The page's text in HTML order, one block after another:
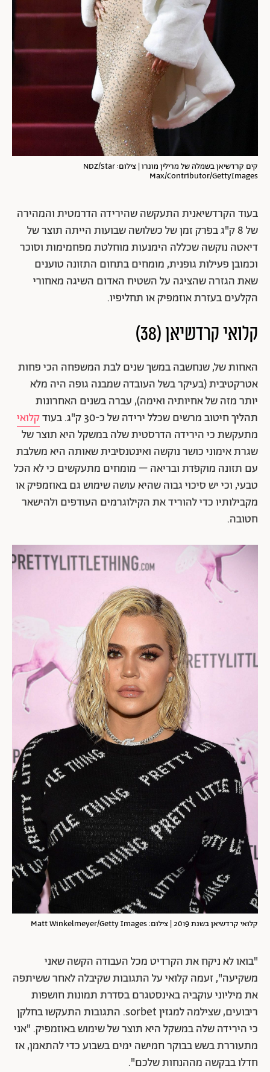
קים קרדשיאן בשמלה של מרילין מונרו | צילום: NDZ/Star
Max/Contributor/GettyImages
בעוד הקרדשיאנית התעקשה שהירידה הדרמטית והמהירה
של 8 ק"ג בפרק זמן של כשלושה שבועות הייתה תוצר של
דיאטה נוקשה שכללה הימנעות מוחלטת מפחמימות וסוכר
וכמובן פעילות גופנית, מומחים בתחום התזונה טוענים
שאת הגזרה שהציגה על השטיח האדום השיגה מאחורי
הקלעים בעזרת אוזמפיק או תחליפיו.
קלואי קרדשיאן (38)
האחות של, שנחשבה במשך שנים לבת המשפחה הכי פחות
אטרקטיבית (בעיקר בשל העובדה שמבנה גופה היה מלא
יותר מזה של אחיותיה ואימה), עברה בשנים האחרונות
תהליך חיטוב מרשים שכלל ירידה של כ-30 ק"ג. בעוד
קלואי
מתעקשת כי הירידה הדרסטית שלה במשקל היא תוצר של
שגרת אימוני כושר נוקשה ואינטנסיבית שאותה היא משלבת
עם תזונה מוקפדת ובריאה – מומחים מתעקשים כי לא הכל
טבעי, וכי יש סיכוי גבוה שהיא עושה שימוש גם באוזמפיק או
מקבילותיו כדי להוריד את הקילוגרמים העודפים ולהישאר
חטובה.
קלואי קרדשיאן בשנת 2019 | צילום: Matt Winkelmeyer/Getty Images
"בואו לא ניקח את הקרדיט מכל העבודה הקשה שאני
משקיעה", זעמה קלואי על התגובות שקיבלה לאחר ששיתפה
את מיליוני עוקביה באינסטגרם בסדרת תמונות חושפות
ריבועים, שצילמה למגזין sorbet. התגובות התעקשו בחלקן
כי הירידה שלה במשקל היא תוצר של שימוש באוזמפיק. "אני
מתעוררת בשש בבוקר חמישה ימים בשבוע כדי להתאמן, אז
חדלו בבקשה מההנחות שלכם".